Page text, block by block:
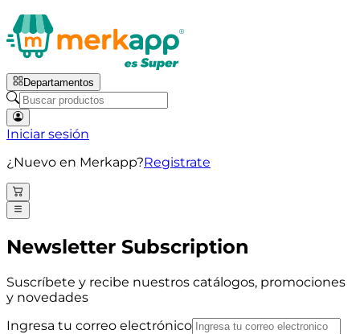
Departamentos
Iniciar sesión
¿Nuevo en Merkapp?Registrate
Newsletter Subscription
Suscríbete y recibe nuestros catálogos, promociones
y novedades
Ingresa tu correo electrónico